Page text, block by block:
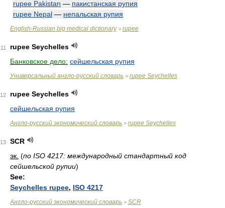
rupee Pakistan — пакистанская рупия
rupee Nepal — непальская рупия
English-Russian big medical dictionary> rupee
11
rupee Seychelles
Банковское дело: сейшельская рупия
Универсальный англо-русский словарь > rupee Seychelles
12
rupee Seychelles
сейшельская рупия
Англо-русский экономический словарь > rupee Seychelles
13
SCR
эк. (по ISO 4217: международный стандартный код
сейшельской рупии)
See:
Seychelles rupee, ISO 4217
Англо-русский экономический словарь > SCR